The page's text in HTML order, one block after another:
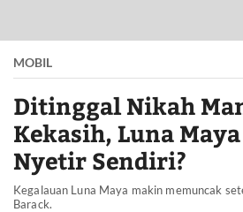
MOBIL
Ditinggal Nikah
Kekasih, Luna
Nyetir Sendiri?
Kegalauan Luna Maya makin memuncak
Barack.